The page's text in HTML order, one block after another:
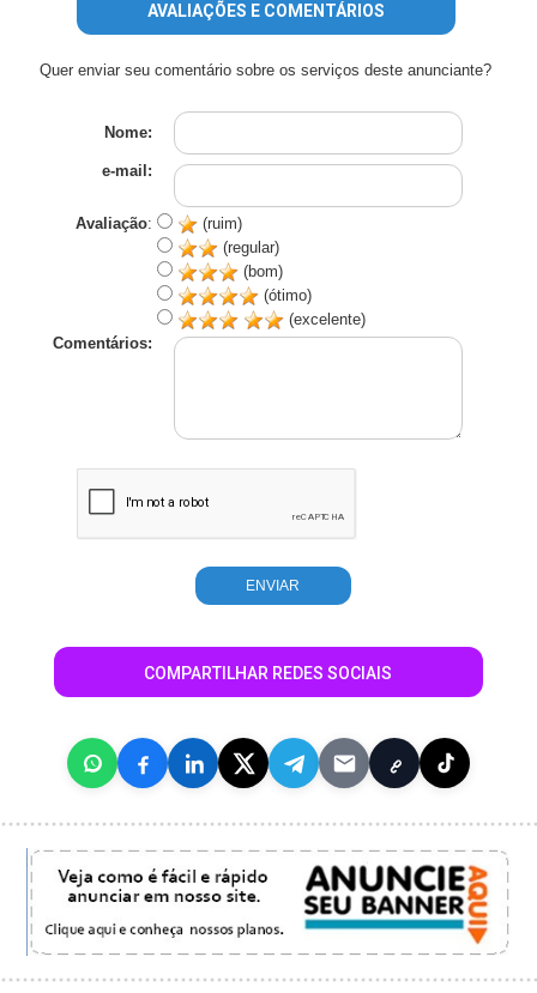
AVALIAÇÕES E COMENTÁRIOS
Quer enviar seu comentário sobre os serviços deste anunciante?
Nome:
e-mail:
Avaliação:
(ruim)
(regular)
(bom)
(ótimo)
(excelente)
Comentários:
COMPARTILHAR REDES SOCIAIS